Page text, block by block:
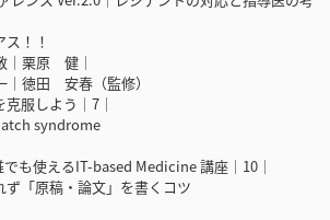
！！
栗原 健｜
徳田 安春（監修）
服しよう｜7｜
syndrome
も使えるIT-based Medicine 講座｜10｜
「原稿・論文」を書くコツ